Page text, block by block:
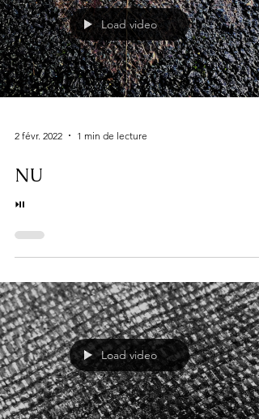
Load video
2 févr. 2022 1 min de lecture
NU
⏯
Load video